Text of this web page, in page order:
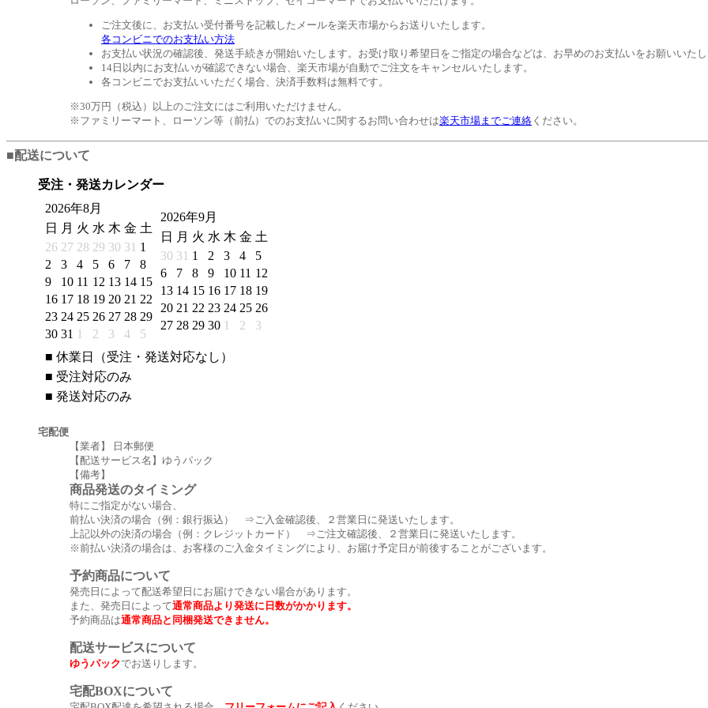
ご注文後に、お支払い受付番号を記載したメールを楽天市場からお送りいたします。
各コンビニでのお支払い方法
お支払い状況の確認後、発送手続きが開始いたします。お受け取り希望日をご指定の場合などは、お早めのお支払いをお願いいた
14日以内にお支払いが確認できない場合、楽天市場が自動でご注文をキャンセルいたします。
各コンビニでお支払いいただく場合、決済手数料は無料です。
※30万円（税込）以上のご注文にはご利用いただけません。
※ファミリーマート、ローソン等（前払）でのお支払いに関するお問い合わせは楽天市場までご連絡 ください。
■配送について
受注・発送カレンダー
2026年8月
日
月 火 水 木 金 土
26 27 28 29 30 31 1
2
3 4 5 6 7
8
9
10 11 12 13 14 15
16 17 18 19 20 21 22
23 24 25 26 27 28 29
30 31 1 2 3 4 5
2026年9月
日
月 火 水 木 金 土
30 31 1 2 3 4
5
6
7 8 9 10 11 12
13 14 15 16 17 18 19
20 21 22 23 24 25 26
27 28 29 30 1 2 3
■ 休業日（受注・発送対応なし）
■ 受注対応のみ
■ 発送対応のみ
宅配便
【業者】 日本郵便
【配送サービス名】ゆうパック
【備考】
商品発送のタイミング
特にご指定がない場合、
前払い決済の場合（例：銀行振込） ⇒ご入金確認後、２営業日に発送いたします。
上記以外の決済の場合（例：クレジットカード） ⇒ご注文確認後、２営業日に発送いたします。
※前払い決済の場合は、お客様のご入金タイミングにより、お届け予定日が前後することがございます。
予約商品について
発売日によって配送希望日にお届けできない場合があります。
また、発売日によって通常商品より発送に日数がかかります。
予約商品は通常商品と同梱発送できません。
配送サービスについて
ゆうパックでお送りします。
宅配BOXについて